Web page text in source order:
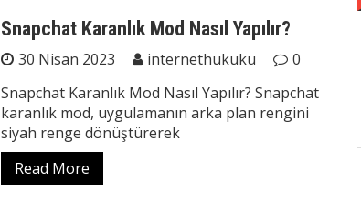
Snapchat Karanlık Mod Nasıl Yapılır?
30 Nisan 2023 internethukuku
0
Snapchat Karanlık Mod Nasıl Yapılır? Snapchat
karanlık mod, uygulamanın arka plan rengini
siyah renge dönüştürerek
Read More